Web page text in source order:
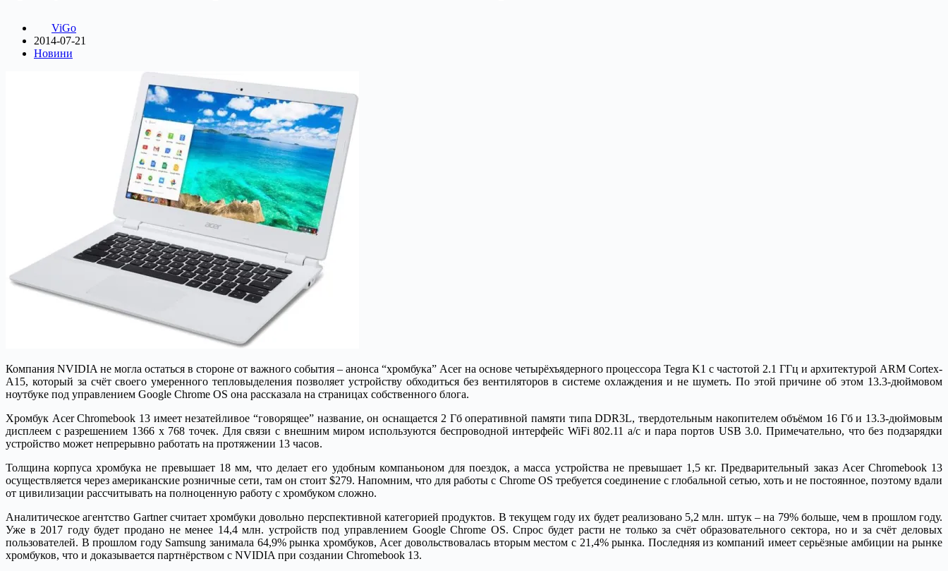
ViGo
2014-07-21
Новини
Компания NVIDIA не могла остаться в стороне от важного события – анонса “хромбука” Acer на основе четырёхъядерного процессора Tegra K1 с частотой 2.1 ГГц и архитектурой ARM Cortex-
A15, который за счёт своего умеренного тепловыделения позволяет устройству обходиться без вентиляторов в системе охлаждения и не шуметь. По этой причине об этом 13.3-дюймовом
ноутбуке под управлением Google Chrome OS она рассказала на страницах собственного блога.
Хромбук Acer Chromebook 13 имеет незатейливое “говорящее” название, он оснащается 2 Гб оперативной памяти типа DDR3L, твердотельным накопителем объёмом 16 Гб и 13.3-дюймовым
дисплеем с разрешением 1366 х 768 точек. Для связи с внешним миром используются беспроводной интерфейс WiFi 802.11 a/c и пара портов USB 3.0. Примечательно, что без подзарядки
устройство может непрерывно работать на протяжении 13 часов.
Толщина корпуса хромбука не превышает 18 мм, что делает его удобным компаньоном для поездок, а масса устройства не превышает 1,5 кг. Предварительный заказ Acer Chromebook 13
осуществляется через американские розничные сети, там он стоит $279. Напомним, что для работы с Chrome OS требуется соединение с глобальной сетью, хоть и не постоянное, поэтому вдали
от цивилизации рассчитывать на полноценную работу с хромбуком сложно.
Аналитическое агентство Gartner считает хромбуки довольно перспективной категорией продуктов. В текущем году их будет реализовано 5,2 млн. штук – на 79% больше, чем в прошлом году.
Уже в 2017 году будет продано не менее 14,4 млн. устройств под управлением Google Chrome OS. Спрос будет расти не только за счёт образовательного сектора, но и за счёт деловых
пользователей. В прошлом году Samsung занимала 64,9% рынка хромбуков, Acer довольствовалась вторым местом с 21,4% рынка. Последняя из компаний имеет серьёзные амбиции на рынке
хромбуков, что и доказывается партнёрством с NVIDIA при создании Chromebook 13.